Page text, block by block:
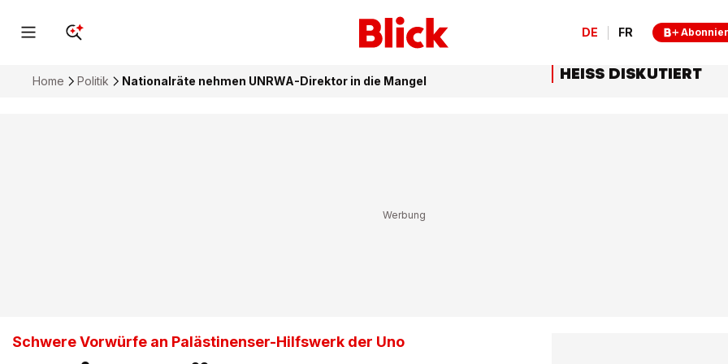
DE FR
Home Politik Nationalräte nehmen UNRWA-Direktor in die Mangel
Schwere Vorwürfe an Palästinenser-Hilfswerk der Uno
HEISS DISKUTIERT